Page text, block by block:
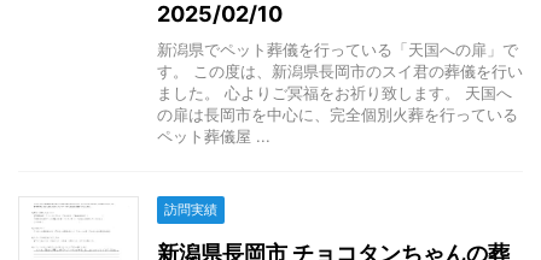
2025/02/10
新潟県でペット葬儀を行っている「天国への扉」で
す。 この度は、新潟県長岡市のスイ君の葬儀を行い
ました。 心よりご冥福をお祈り致します。 天国へ
の扉は長岡市を中心に、完全個別火葬を行っている
ペット葬儀屋 ...
訪問実績
新潟県長岡市 チョコタンちゃんの葬